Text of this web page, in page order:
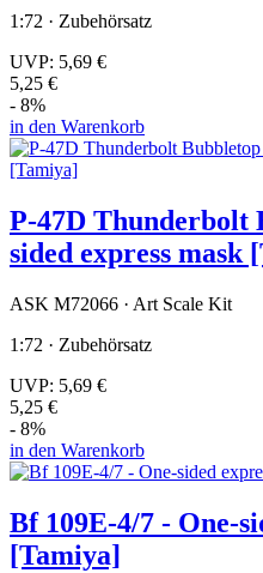
1:72 · Zubehörsatz
UVP: 5,69 €
5,25 €
- 8%
in den Warenkorb
P-47D Thunderbolt
sided express mask
ASK M72066 · Art Scale Kit
1:72 · Zubehörsatz
UVP: 5,69 €
5,25 €
- 8%
in den Warenkorb
Bf 109E-4/7 - One-
[Tamiya]